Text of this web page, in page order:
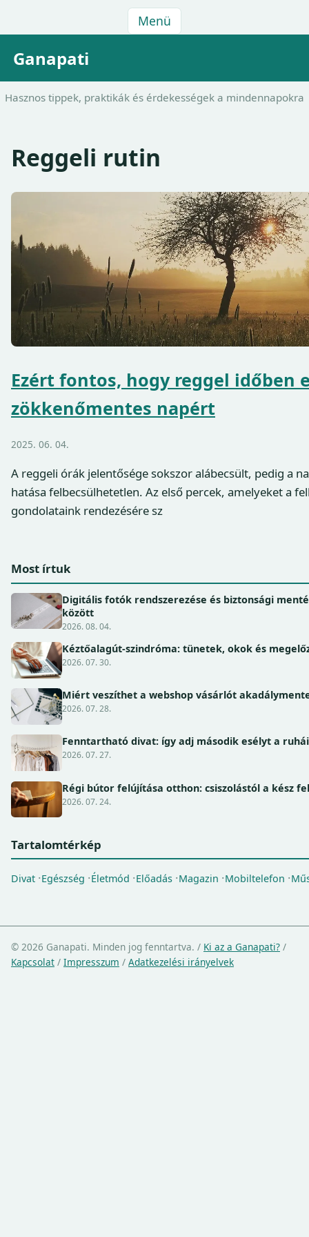
Menü
Ganapati
Hasznos tippek, praktikák és érdekességek a mindennapokra
Reggeli rutin
Ezért fontos, hogy reggel időben
zökkenőmentes napért
2025. 06. 04.
A reggeli órák jelentősége sokszor alábecsült, pedig a
hatása felbecsülhetetlen. Az első percek, amelyeket a
gondolataink rendezésére sz
Most írtuk
Digitális fotók rendszerezése és biztonsági
között
2026. 08. 04.
Kéztőalagút-szindróma: tünetek, okok és
2026. 07. 30.
Miért veszíthet a webshop vásárlót
2026. 07. 28.
Fenntartható divat: így adj második esélyt a
2026. 07. 27.
Régi bútor felújítása otthon: csiszolástól a kész
2026. 07. 24.
Tartalomtérkép
Divat Egészség Életmód Előadás Magazin Mobiltelefon
© 2026 Ganapati. Minden jog fenntartva. / Ki az a Ganapati? /
Kapcsolat / Impresszum / Adatkezelési irányelvek